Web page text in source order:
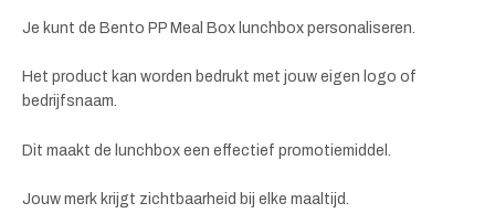
Je kunt de Bento PP Meal Box lunchbox personaliseren.
Het product kan worden bedrukt met jouw eigen logo of
bedrijfsnaam.
Dit maakt de lunchbox een effectief promotiemiddel.
Jouw merk krijgt zichtbaarheid bij elke maaltijd.